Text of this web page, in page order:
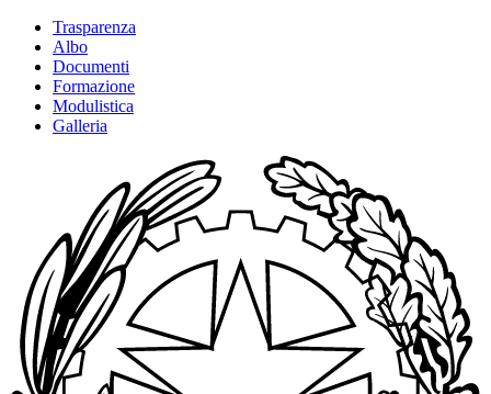
Trasparenza
Albo
Documenti
Formazione
Modulistica
Galleria